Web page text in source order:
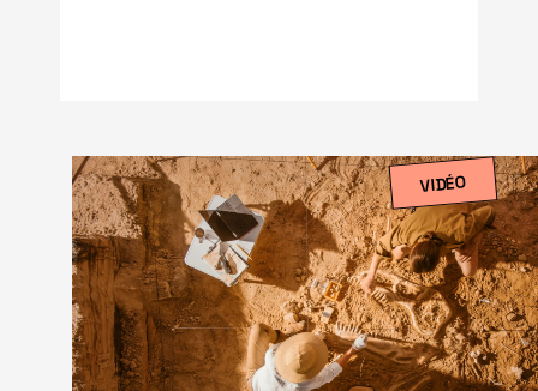
VIDÉO